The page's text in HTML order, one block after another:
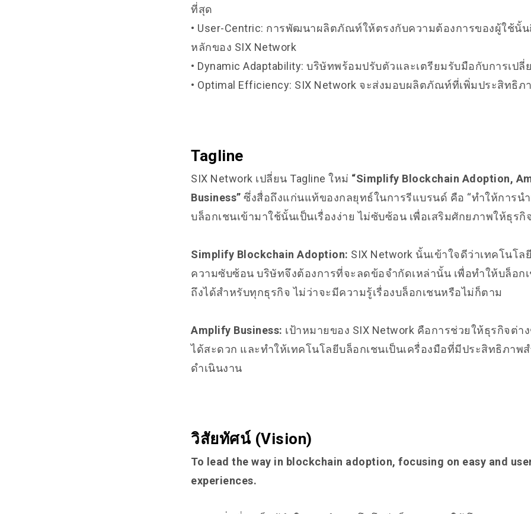
ที่สุด
• User-Centric: การพัฒนาผลิตภัณท์ให้ตรงกับความต้องการของผู้ใช้นั้น
หลักของ SIX Network
• Dynamic Adaptability: บริษัทพร้อมปรับตัวและเตรียมรับมือกับการเปลี่
• Optimal Efficiency: SIX Network จะส่งมอบผลิตภัณท์ที่เพิ่มประสิทธิ
Tagline
SIX Network เปลี่ยน Tagline ใหม่ “Simplify Blockchain Adoption,
Business” ซึ่งสื่อถึงแก่นแท้ของกลยุทธ์ในการรีแบรนด์ คือ “ทำให้การน
บล็อกเชนเข้ามาใช้นั้นเป็นเรื่องง่าย ไม่ซับซ้อน เพื่อเสริมศักยภาพให้ธุรกิ
Simplify Blockchain Adoption: SIX Network นั้นเข้าใจดีว่าเทคโนโ
ความซับซ้อน บริษัทจึงต้องการที่จะลดข้อจำกัดเหล่านั้น เพื่อทำให้บล็อกเ
ถึงได้สำหรับทุกธุรกิจ ไม่ว่าจะมีความรู้เรื่องบล็อกเชนหรือไม่ก็ตาม
Amplify Business: เป้าหมายของ SIX Network คือการช่วยให้ธุรกิจต่าง
ได้สะดวก และทำให้เทคโนโลยีบล็อกเชนเป็นเครื่องมือที่มีประสิทธิภาพ
ดำเนินงาน
วิสัยทัศน์ (Vision)
To lead the way in blockchain adoption, focusing on easy and
experiences.